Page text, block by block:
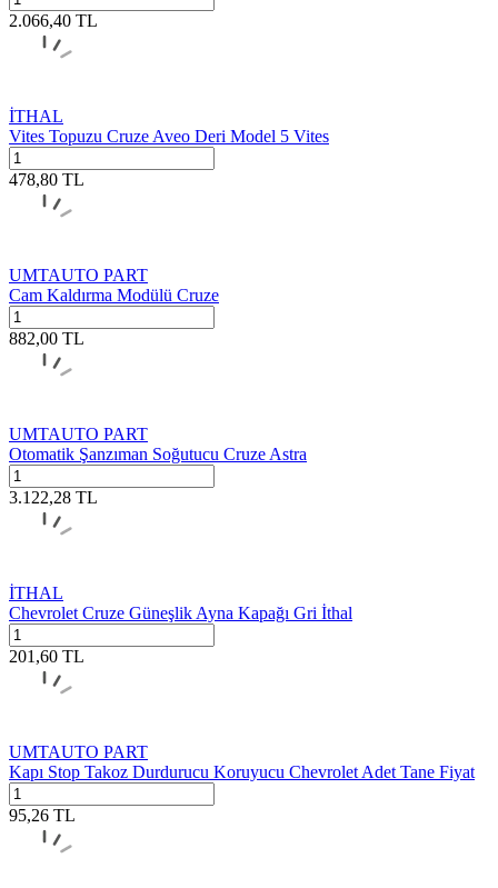
2.066,40 TL
İTHAL
Vites Topuzu Cruze Aveo Deri Model 5 Vites
478,80 TL
UMTAUTO PART
Cam Kaldırma Modülü Cruze
882,00 TL
UMTAUTO PART
Otomatik Şanzıman Soğutucu Cruze Astra
3.122,28 TL
İTHAL
Chevrolet Cruze Güneşlik Ayna Kapağı Gri İthal
201,60 TL
UMTAUTO PART
Kapı Stop Takoz Durdurucu Koruyucu Chevrolet Adet Tane Fiyat
95,26 TL